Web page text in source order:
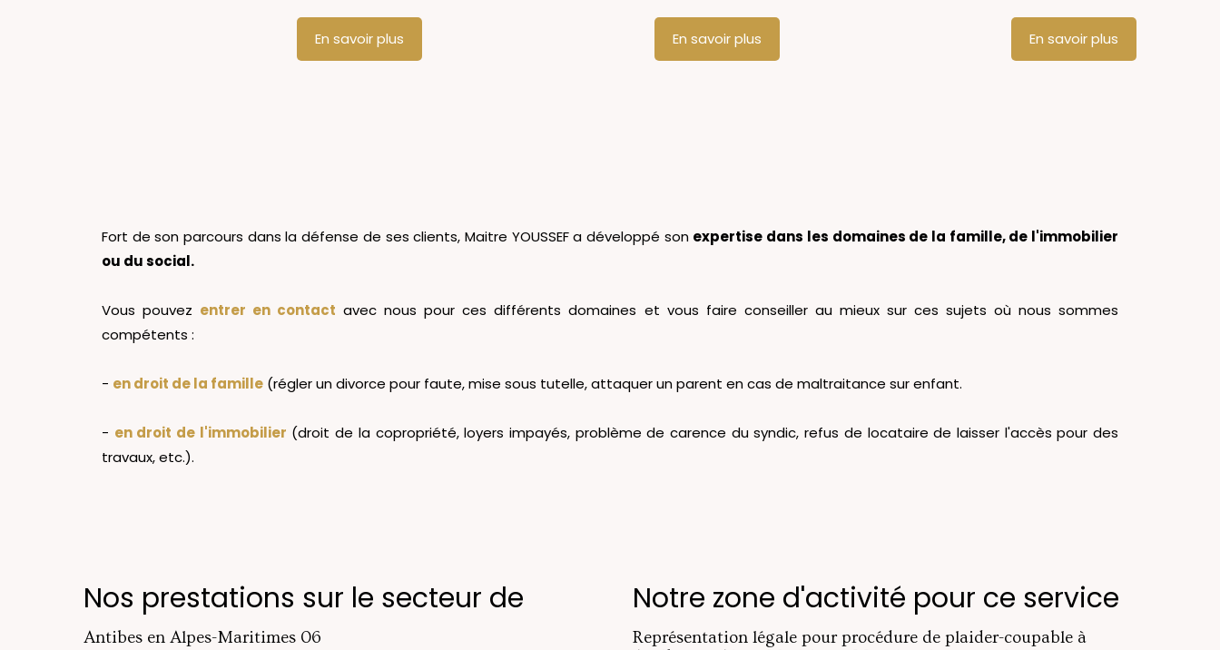
En savoir plus En savoir plus En savoir plus
Fort de son parcours dans la défense de ses clients, Maitre YOUSSEF a développé son expertise dans les domaines de la famille, de l'immobilier
ou du social.
Vous pouvez entrer en contact avec nous pour ces différents domaines et vous faire conseiller au mieux sur ces sujets où nous sommes
compétents :
- en droit de la famille (régler un divorce pour faute, mise sous tutelle, attaquer un parent en cas de maltraitance sur enfant.
- en droit de l'immobilier (droit de la copropriété, loyers impayés, problème de carence du syndic, refus de locataire de laisser l'accès pour des
travaux, etc.).
Nos prestations sur le secteur de
Antibes en Alpes-Maritimes 06
Notre zone d'activité pour ce service
Représentation légale pour procédure de plaider-coupable à